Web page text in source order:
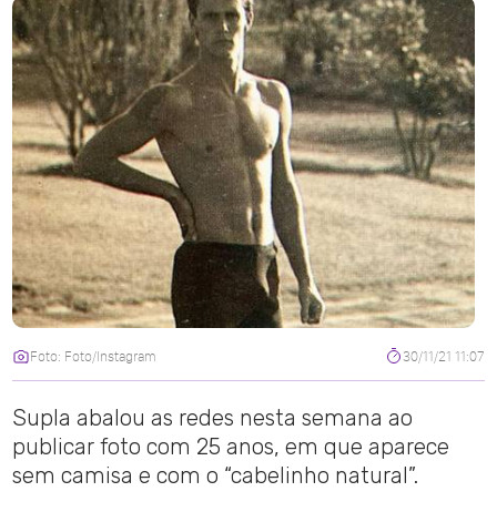
Foto: Foto/Instagram 30/11/21 11:07
Supla abalou as redes nesta semana ao
publicar foto com 25 anos, em que aparece
sem camisa e com o “cabelinho natural”.